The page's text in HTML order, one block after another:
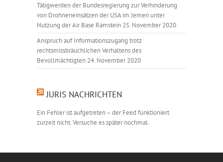
Tätigwerden der Bundesregierung zur Verhinderung
von Drohneneinsätzen der USA im Jemen unter
Nutzung der Air Base Ramstein 25. November 2020
Anspruch auf Informationszugang trotz
rechtsmissbräuchlichen Verhaltens des
Bevollmächtigten 24. November 2020
JURIS NACHRICHTEN
Ein Fehler ist aufgetreten – der Feed funktioniert
zurzeit nicht. Versuche es später nochmal.